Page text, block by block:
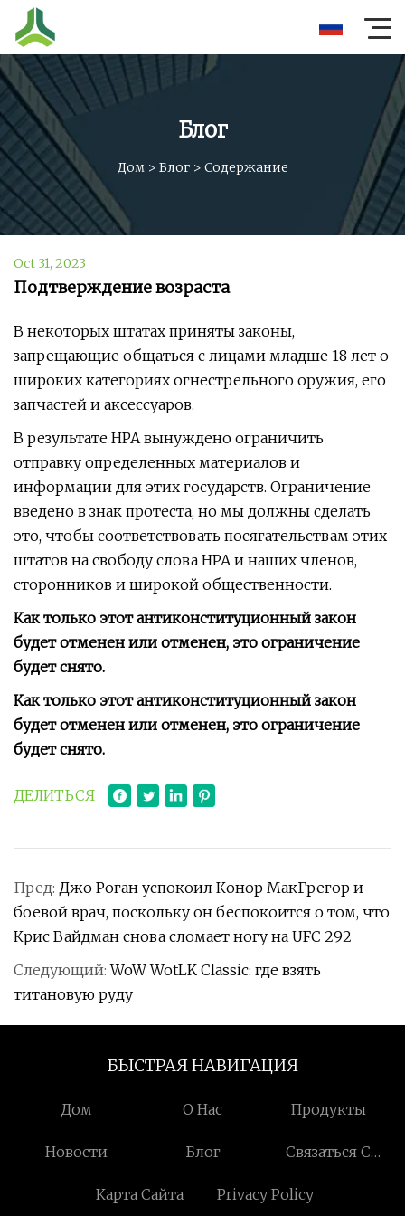
Блог
Дом > Блог> Содержание
Oct 31, 2023
Подтверждение возраста
В некоторых штатах приняты законы,
запрещающие общаться с лицами младше 18 лет о
широких категориях огнестрельного оружия, его
запчастей и аксессуаров.
В результате НРА вынуждено ограничить
отправку определенных материалов и
информации для этих государств. Ограничение
введено в знак протеста, но мы должны сделать
это, чтобы соответствовать посягательствам этих
штатов на свободу слова НРА и наших членов,
сторонников и широкой общественности.
Как только этот антиконституционный закон
будет отменен или отменен, это ограничение
будет снято.
Как только этот антиконституционный закон
будет отменен или отменен, это ограничение
будет снято.
ДЕЛИТЬСЯ
Пред: Джо Роган успокоил Конор МакГрегор и
боевой врач, поскольку он беспокоится о том, что
Крис Вайдман снова сломает ногу на UFC 292
Следующий:WoW WotLK Classic: где взять
титановую руду
БЫСТРАЯ НАВИГАЦИЯ
Дом О Нас Продукты
Новости Блог
Связаться С
Карта Сайта
Privacy Policy